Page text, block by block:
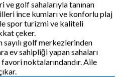
ve golf sahalarıyla tanınan
ince kumları ve konforlu plaj
spor turizmi ve kaliteli
çeker.
sayılı golf merkezlerinden
ev sahipliği yapan sahaları
noktalarındandır. Aile